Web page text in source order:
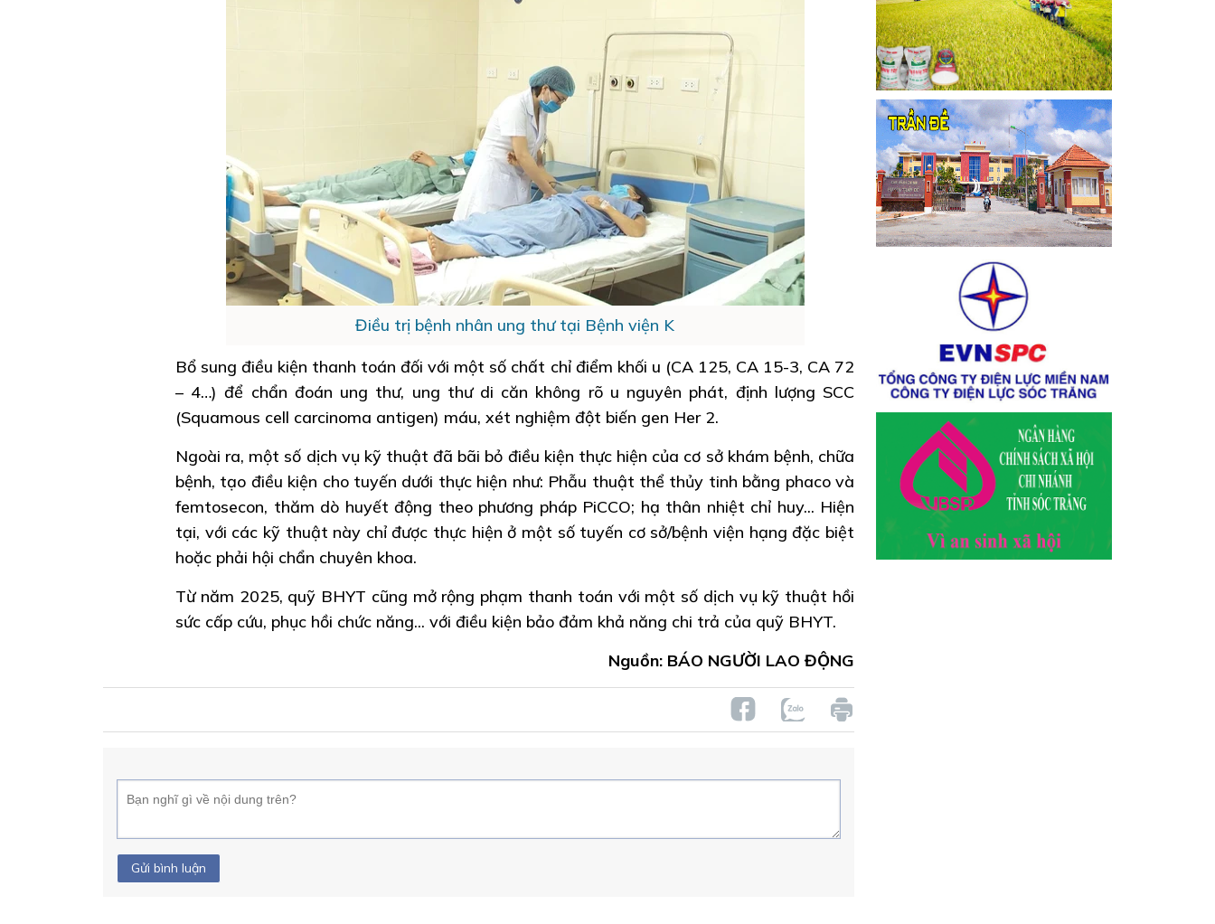
Điều trị bệnh nhân ung thư tại Bệnh viện K
Bổ sung điều kiện thanh toán đối với một số chất chỉ điểm khối u (CA 125, CA 15-3, CA 72
– 4…) để chẩn đoán ung thư, ung thư di căn không rõ u nguyên phát, định lượng SCC
(Squamous cell carcinoma antigen) máu, xét nghiệm đột biến gen Her 2.
Ngoài ra, một số dịch vụ kỹ thuật đã bãi bỏ điều kiện thực hiện của cơ sở khám bệnh, chữa
bệnh, tạo điều kiện cho tuyến dưới thực hiện như: Phẫu thuật thể thủy tinh bằng phaco và
femtosecon, thăm dò huyết động theo phương pháp PiCCO; hạ thân nhiệt chỉ huy... Hiện
tại, với các kỹ thuật này chỉ được thực hiện ở một số tuyến cơ sở/bệnh viện hạng đặc biệt
hoặc phải hội chẩn chuyên khoa.
Từ năm 2025, quỹ BHYT cũng mở rộng phạm thanh toán với một số dịch vụ kỹ thuật hồi
sức cấp cứu, phục hồi chức năng... với điều kiện bảo đảm khả năng chi trả của quỹ BHYT.
Nguồn: BÁO NGƯỜI LAO ĐỘNG
Gửi bình luận